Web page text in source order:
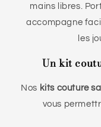
mains libres.
accompagne
les
Un kit
Nos kits couture
vous